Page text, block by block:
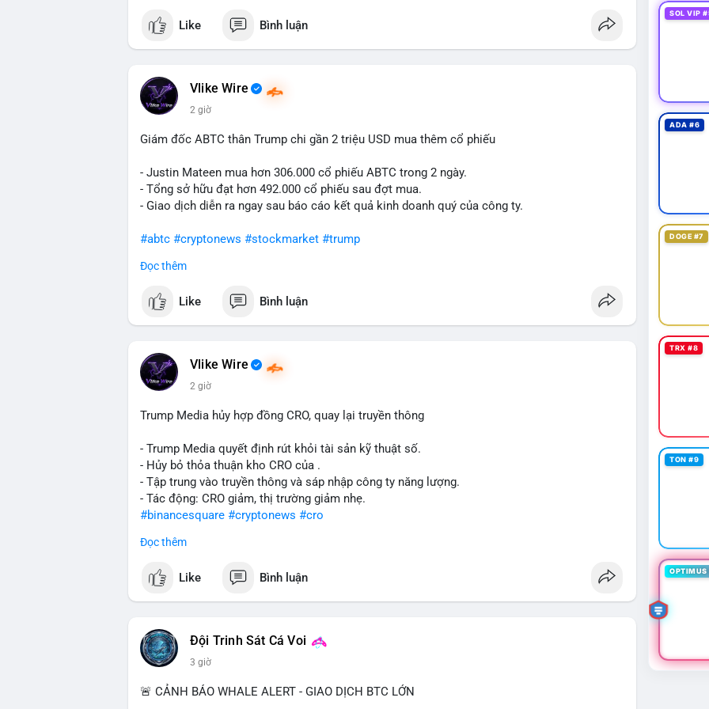
#vlikevn #titanbot
Like Bình luận
Vlike Wire
2 giờ
Giám đốc ABTC thân Trump chi gần 2 triệu USD mua thêm cổ phiếu
- Justin Mateen mua hơn 306.000 cổ phiếu ABTC trong 2 ngày.
- Tổng sở hữu đạt hơn 492.000 cổ phiếu sau đợt mua.
- Giao dịch diễn ra ngay sau báo cáo kết quả kinh doanh quý của công ty.
#abtc #cryptonews #stockmarket #trump
$btc $eth
#vlikevn #titanbot
Đọc thêm
Like Bình luận
Vlike Wire
2 giờ
Trump Media hủy hợp đồng CRO, quay lại truyền thông
- Trump Media quyết định rút khỏi tài sản kỹ thuật số.
- Hủy bỏ thỏa thuận kho CRO của .
- Tập trung vào truyền thông và sáp nhập công ty năng lượng.
- Tác động: CRO giảm, thị trường giảm nhẹ.
#binancesquare #cryptonews #cro
$cro
#vlikevn #titanbot
Đọc thêm
Like Bình luận
Đội Trinh Sát Cá Voi
3 giờ
🚨 CẢNH BÁO WHALE ALERT - GIAO DỊCH BTC LỚN
SOL VIP
ADA #6
DOGE #7
TRX #8
TON #9
OPTIMUS